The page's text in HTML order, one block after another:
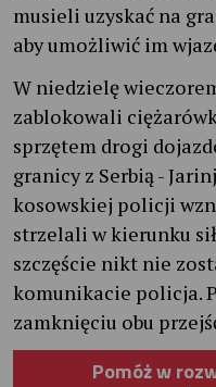
musieli uzyskać na
aby umożliwić im
W niedzielę
zablokowali
sprzętem drogi
granicy z Serbią -
kosowskiej policji
strzelali w kierunku
szczęście nikt nie
komunikacie policja.
zamknięciu obu
Pomóż w